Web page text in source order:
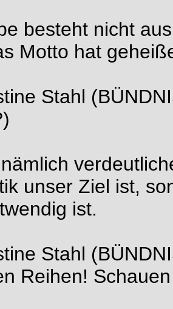
besteht nicht
Motto hat
Stahl
unser Ziel ist,
ist.
Stahl
Reihen!